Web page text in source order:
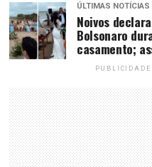
ÚLTIMAS NOTÍCIAS
Noivos
Bolsonaro
casamento;
PUBLICIDADE